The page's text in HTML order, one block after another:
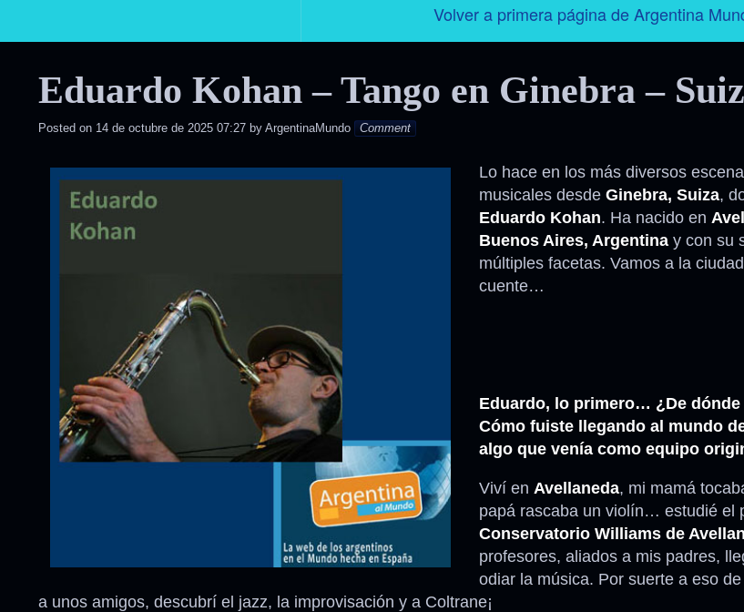
Volver a primera página de Argentina
Tango
Historia
Personajes
Turismo
Anécdotas
Comidas – Bebidas
Eduardo Kohan – Tango en Ginebra –
Posted on 14 de octubre de 2025 07:27 by ArgentinaMundo Comment
Lo hace en los más diversos
musicales desde Ginebra, Suiza,
Eduardo Kohan. Ha nacido en
Buenos Aires, Argentinay con su
múltiples facetas. Vamos a la
cuente…
Eduardo, lo primero… ¿De dónde
Cómo fuiste llegando al mundo
algo que venía como equipo
Viví en Avellaneda, mi mamá
papá rascaba un violín… estudié el
Conservatorio Williams de
profesores, aliados a mis padres,
odiar la música. Por suerte a eso
a unos amigos, descubrí el jazz, la improvisación y a Coltrane¡